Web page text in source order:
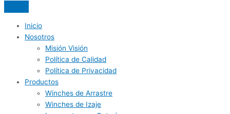
Inicio
Nosotros
Misión Visión
Política de Calidad
Política de Privacidad
Productos
Winches de Arrastre
Winches de Izaje